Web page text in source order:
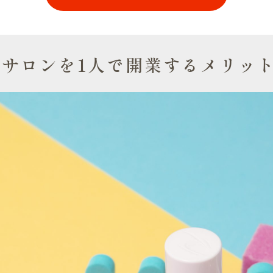
ロンを1人で開業するメリッ